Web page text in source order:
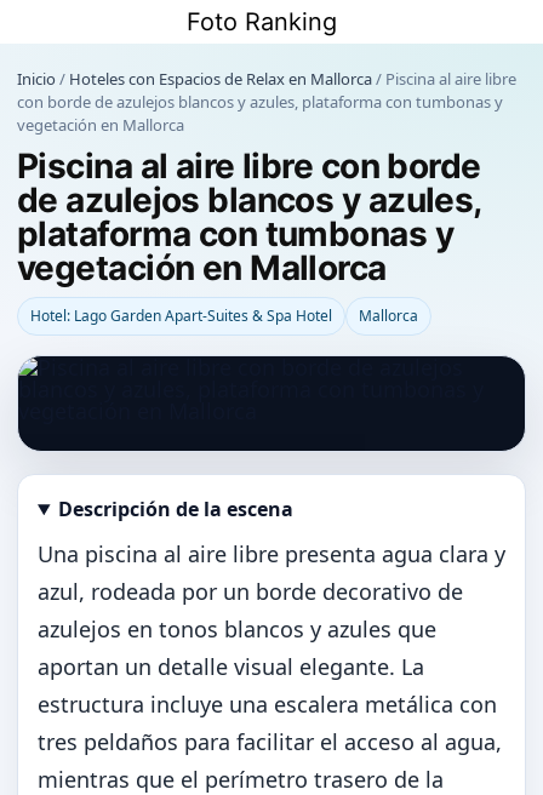
contenido
Foto Ranking
Inicio / Hoteles con Espacios de Relax en Mallorca/ Piscina al aire libre
con borde de azulejos blancos y azules, plataforma con tumbonas y
vegetación en Mallorca
Piscina al aire libre con borde
de azulejos blancos y azules,
plataforma con tumbonas y
vegetación en Mallorca
Hotel: Lago Garden Apart-Suites & Spa Hotel Mallorca
Abrir imagen en tamaño completo
Descripción de la escena
Una piscina al aire libre presenta agua clara y
azul, rodeada por un borde decorativo de
azulejos en tonos blancos y azules que
aportan un detalle visual elegante. La
estructura incluye una escalera metálica con
tres peldaños para facilitar el acceso al agua,
mientras que el perímetro trasero de la